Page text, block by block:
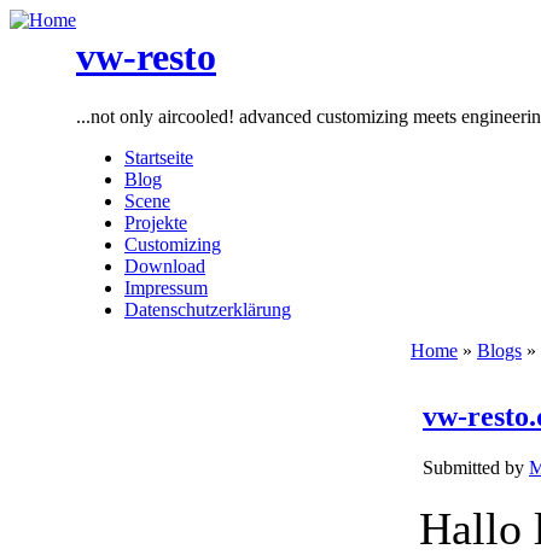
vw-resto
...not only aircooled! advanced customizing meets
Startseite
Blog
Scene
Projekte
Customizing
Download
Impressum
Datenschutzerklärung
Home » Blogs »
vw-
Submitted by
Hallo